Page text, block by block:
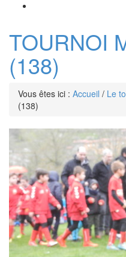
TOURNOI
(138)
Vous êtes ici : Accueil / Le
(138)